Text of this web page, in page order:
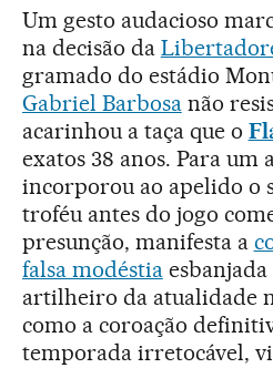
Um gesto audacioso
na decisão da
gramado do estádio
Gabriel Barbosanão
acarinhou a taça que o
exatos 38 anos. Para um
incorporou ao apelido o
troféu antes do jogo
presunção, manifesta a
falsa modéstia
artilheiro da atualidade
como a coroação
temporada irretocável,